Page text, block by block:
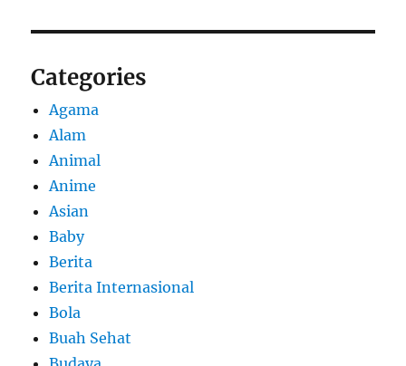
Categories
Agama
Alam
Animal
Anime
Asian
Baby
Berita
Berita Internasional
Bola
Buah Sehat